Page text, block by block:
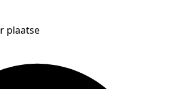
plaatse